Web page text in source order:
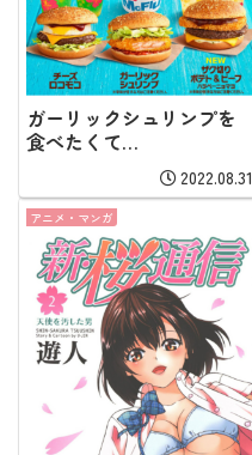
ガーリックシュリンプを
食べたくて…
2022.08.31
アニメ・マンガ